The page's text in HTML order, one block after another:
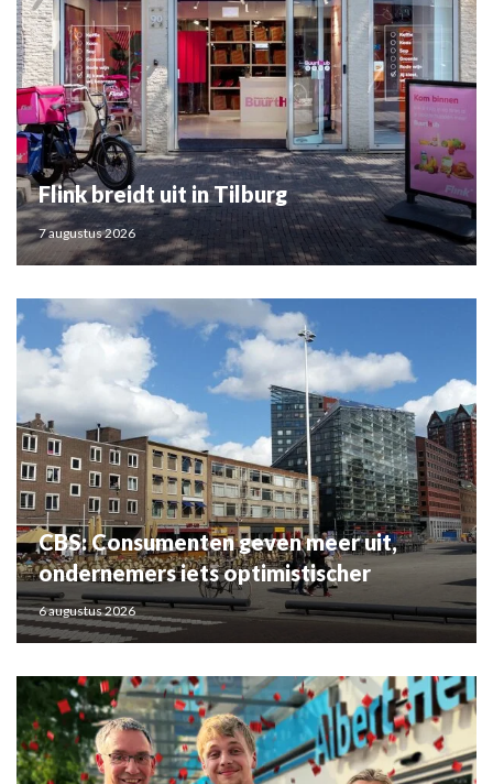
Flink breidt uit in Tilburg
7 augustus 2026
CBS: Consumenten geven meer uit,
ondernemers iets optimistischer
6 augustus 2026